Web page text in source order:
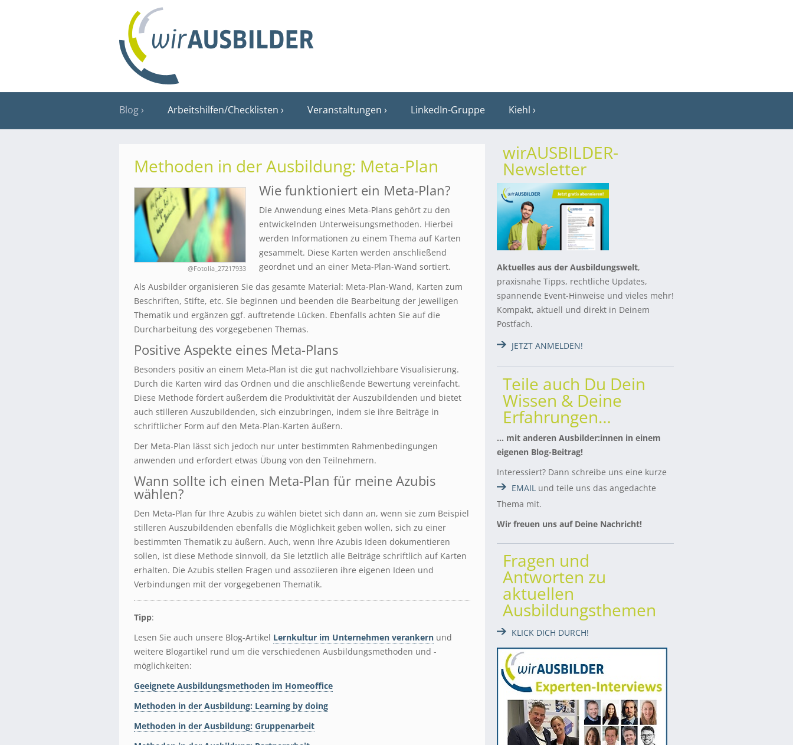
Blog Arbeitshilfen/Checklisten Veranstaltungen LinkedIn-Gruppe Kiehl
Methoden in der Ausbildung: Meta-Plan
@Fotolia_27217933
Wie funktioniert ein Meta-Plan?
Die Anwendung eines Meta-Plans gehört zu den
entwickelnden Unterweisungsmethoden. Hierbei
werden Informationen zu einem Thema auf Karten
gesammelt. Diese Karten werden anschließend
geordnet und an einer Meta-Plan-Wand sortiert.
Als Ausbilder organisieren Sie das gesamte Material: Meta-Plan-Wand, Karten zum
Beschriften, Stifte, etc. Sie beginnen und beenden die Bearbeitung der jeweiligen
Thematik und ergänzen ggf. auftretende Lücken. Ebenfalls achten Sie auf die
Durcharbeitung des vorgegebenen Themas.
Positive Aspekte eines Meta-Plans
Besonders positiv an einem Meta-Plan ist die gut nachvollziehbare Visualisierung.
Durch die Karten wird das Ordnen und die anschließende Bewertung vereinfacht.
Diese Methode fördert außerdem die Produktivität der Auszubildenden und bietet
auch stilleren Auszubildenden, sich einzubringen, indem sie ihre Beiträge in
schriftlicher Form auf den Meta-Plan-Karten äußern.
Der Meta-Plan lässt sich jedoch nur unter bestimmten Rahmenbedingungen
anwenden und erfordert etwas Übung von den Teilnehmern.
Wann sollte ich einen Meta-Plan für meine Azubis
wählen?
Den Meta-Plan für Ihre Azubis zu wählen bietet sich dann an, wenn sie zum Beispiel
stilleren Auszubildenden ebenfalls die Möglichkeit geben wollen, sich zu einer
bestimmten Thematik zu äußern. Auch, wenn Ihre Azubis Ideen dokumentieren
sollen, ist diese Methode sinnvoll, da Sie letztlich alle Beiträge schriftlich auf Karten
erhalten. Die Azubis stellen Fragen und assoziieren ihre eigenen Ideen und
Verbindungen mit der vorgegebenen Thematik.
Tipp:
Lesen Sie auch unsere Blog-Artikel Lernkultur im Unternehmen verankern und
weitere Blogartikel rund um die verschiedenen Ausbildungsmethoden und -
möglichkeiten:
Geeignete Ausbildungsmethoden im Homeoffice
Methoden in der Ausbildung: Learning by doing
Methoden in der Ausbildung: Gruppenarbeit
wirAUSBILDER-
Newsletter
Aktuelles aus der Ausbildungswelt,
praxisnahe Tipps, rechtliche Updates,
spannende Event-Hinweise und vieles mehr!
Kompakt, aktuell und direkt in Deinem
Postfach.
JETZT ANMELDEN!
Teile auch Du Dein
Wissen & Deine
Erfahrungen…
… mit anderen Ausbilder:innen in einem
eigenen Blog-Beitrag!
Interessiert? Dann schreibe uns eine kurze
EMAIL und teile uns das angedachte
Thema mit.
Wir freuen uns auf Deine Nachricht!
Fragen und
Antworten zu
aktuellen
Ausbildungsthemen
KLICK DICH DURCH!